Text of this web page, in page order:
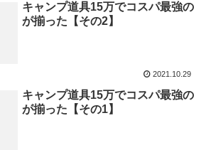
キャンプ道具15万でコスパ最強の
が揃った【その2】
2021.10.29
キャンプ道具15万でコスパ最強の
が揃った【その1】